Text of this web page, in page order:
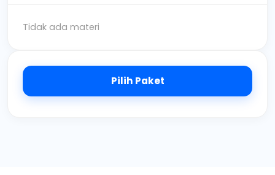
Tidak ada materi
Pilih Paket